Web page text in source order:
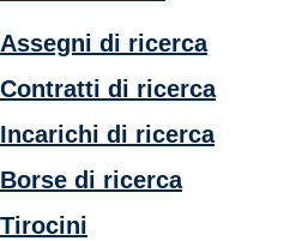
Assegni di ricerca
Contratti di ricerca
Incarichi di ricerca
Borse di ricerca
Tirocini